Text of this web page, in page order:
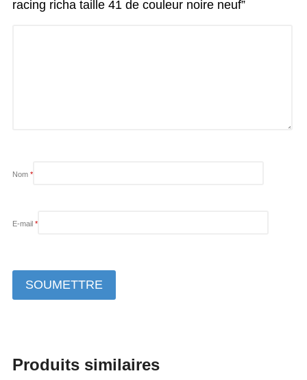
racing richa taille 41 de couleur noire neuf”
Nom *
E-mail *
Produits similaires